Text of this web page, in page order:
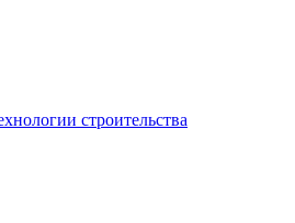
строительства